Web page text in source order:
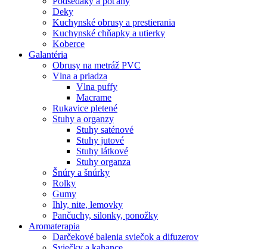
Deky
Kuchynské obrusy a prestierania
Kuchynské chňapky a utierky
Koberce
Galantéria
Obrusy na metráž PVC
Vlna a priadza
Vlna puffy
Macrame
Rukavice pletené
Stuhy a organzy
Stuhy saténové
Stuhy jutové
Stuhy látkové
Stuhy organza
Šnúry a šnúrky
Rolky
Gumy
Ihly, nite, lemovky
Pančuchy, silonky, ponožky
Aromaterapia
Darčekové balenia sviečok a difuzerov